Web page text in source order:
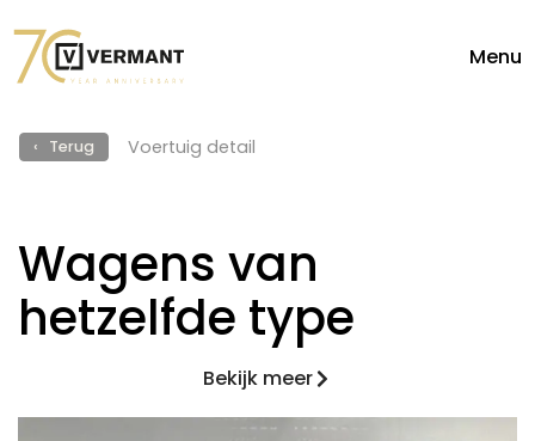
Menu
‹ Terug Voertuig detail
Wagens van
hetzelfde type
Bekijk meer